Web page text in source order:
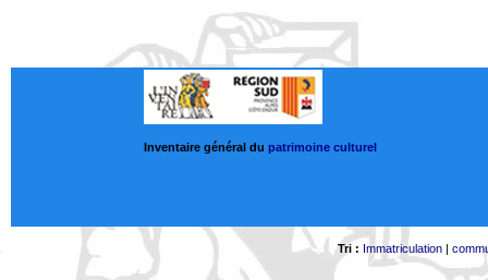
Inventaire général du patrimoine culturel
Tri : Immatriculation|